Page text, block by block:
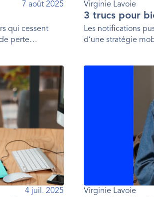
7 août 2025
qui cessent
perte
Virginie Lavoie
3 trucs pour
Les notifications
d’une stratégie
4 juil. 2025 Virginie Lavoie